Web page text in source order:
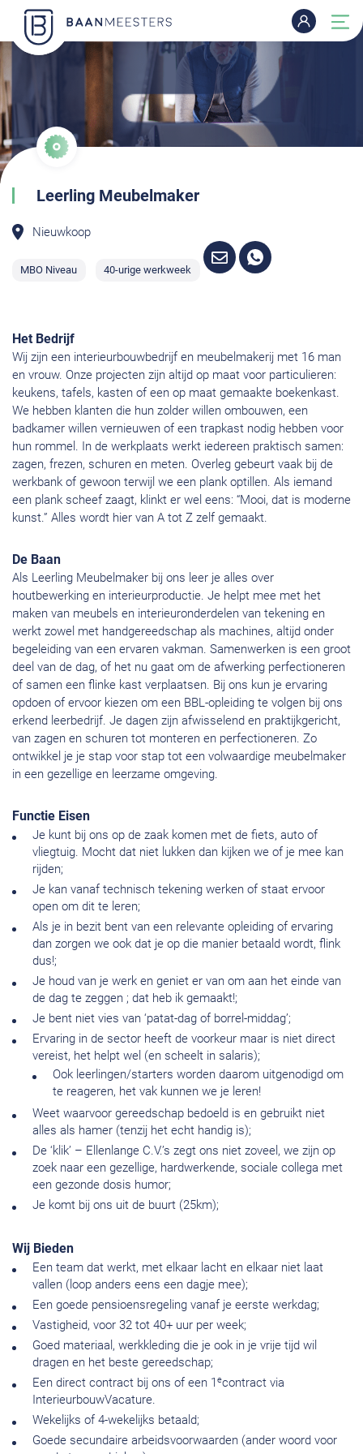
Leerling Meubelmaker
Nieuwkoop
MBO Niveau 40-urige werkweek
Het Bedrijf
Wij zijn een interieurbouwbedrijf en meubelmakerij met 16 man
en vrouw. Onze projecten zijn altijd op maat voor particulieren:
keukens, tafels, kasten of een op maat gemaakte boekenkast.
We hebben klanten die hun zolder willen ombouwen, een
badkamer willen vernieuwen of een trapkast nodig hebben voor
hun rommel. In de werkplaats werkt iedereen praktisch samen:
zagen, frezen, schuren en meten. Overleg gebeurt vaak bij de
werkbank of gewoon terwijl we een plank optillen. Als iemand
een plank scheef zaagt, klinkt er wel eens: “Mooi, dat is moderne
kunst.” Alles wordt hier van A tot Z zelf gemaakt.
De Baan
Als Leerling Meubelmaker bij ons leer je alles over
houtbewerking en interieurproductie. Je helpt mee met het
maken van meubels en interieuronderdelen van tekening en
werkt zowel met handgereedschap als machines, altijd onder
begeleiding van een ervaren vakman. Samenwerken is een groot
deel van de dag, of het nu gaat om de afwerking perfectioneren
of samen een flinke kast verplaatsen. Bij ons kun je ervaring
opdoen of ervoor kiezen om een BBL-opleiding te volgen bij ons
erkend leerbedrijf. Je dagen zijn afwisselend en praktijkgericht,
van zagen en schuren tot monteren en perfectioneren. Zo
ontwikkel je je stap voor stap tot een volwaardige meubelmaker
in een gezellige en leerzame omgeving.
Functie Eisen
Je kunt bij ons op de zaak komen met de fiets, auto of
vliegtuig. Mocht dat niet lukken dan kijken we of je mee kan
rijden;
Je kan vanaf technisch tekening werken of staat ervoor
open om dit te leren;
Als je in bezit bent van een relevante opleiding of ervaring
dan zorgen we ook dat je op die manier betaald wordt, flink
dus!;
Je houd van je werk en geniet er van om aan het einde van
de dag te zeggen ; dat heb ik gemaakt!;
Je bent niet vies van ‘patat-dag of borrel-middag’;
Ervaring in de sector heeft de voorkeur maar is niet direct
vereist, het helpt wel (en scheelt in salaris);
Ook leerlingen/starters worden daarom uitgenodigd om
te reageren, het vak kunnen we je leren!
Weet waarvoor gereedschap bedoeld is en gebruikt niet
alles als hamer (tenzij het echt handig is);
De ‘klik’ – Ellenlange C.V.’s zegt ons niet zoveel, we zijn op
zoek naar een gezellige, hardwerkende, sociale collega met
een gezonde dosis humor;
Je komt bij ons uit de buurt (25km);
Wij Bieden
Een team dat werkt, met elkaar lacht en elkaar niet laat
vallen (loop anders eens een dagje mee);
Een goede pensioensregeling vanaf je eerste werkdag;
Vastigheid, voor 32 tot 40+ uur per week;
Goed materiaal, werkkleding die je ook in je vrije tijd wil
dragen en het beste gereedschap;
Een direct contract bij ons of een 1 econtract via
InterieurbouwVacature.
Wekelijks of 4-wekelijks betaald;
Goede secundaire arbeidsvoorwaarden (ander woord voor